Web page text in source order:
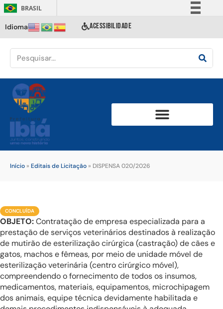
BRASIL
Comunica BR
Acesso à informação
Idioma ACESSIBILIDADE
Início » Editais de Licitação » DISPENSA 020/2026
CONCLUÍDA
OBJETO:Contratação de empresa especializada para a
prestação de serviços veterinários destinados à realização
de mutirão de esterilização cirúrgica (castração) de cães e
gatos, machos e fêmeas, por meio de unidade móvel de
esterilização veterinária (centro cirúrgico móvel),
compreendendo o fornecimento de todos os insumos,
medicamentos, materiais, equipamentos, microchipagem
dos animais, equipe técnica devidamente habilitada e